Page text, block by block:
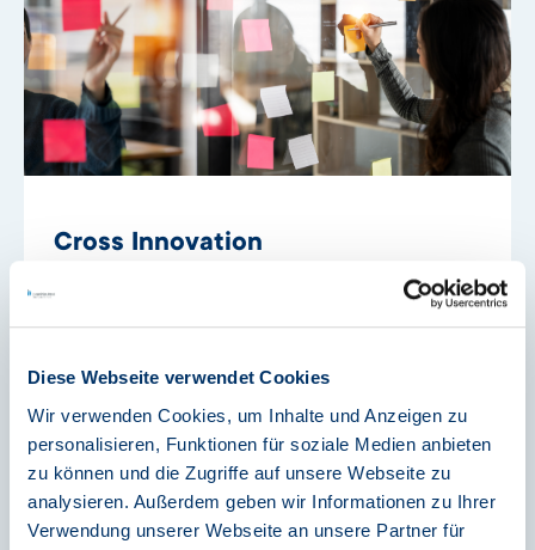
Diese Webseite verwendet Cookies
Wir verwenden Cookies, um Inhalte und Anzeigen zu
personalisieren, Funktionen für soziale Medien anbieten
zu können und die Zugriffe auf unsere Webseite zu
analysieren. Außerdem geben wir Informationen zu Ihrer
Verwendung unserer Webseite an unsere Partner für
Cross Innovation